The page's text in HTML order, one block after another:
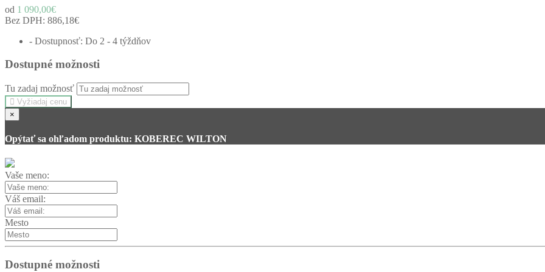
od 1 090,00€
Bez DPH: 886,18€
- Dostupnosť: Do 2 - 4 týždňov
Dostupné možnosti
Tu zadaj možnosť
Vyžiadaj cenu
×
Opýtať sa ohľadom produktu: KOBEREC WILTON
Vaše meno:
Váš email:
Mesto
Dostupné možnosti